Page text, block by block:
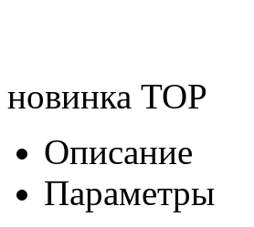
новинка TOP
Описание
Параметры